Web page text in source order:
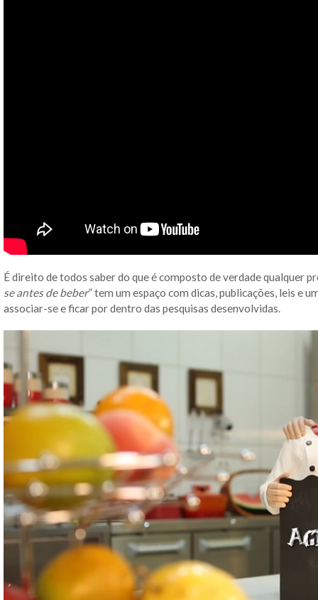
É direito de todos saber do que é composto de verdade qualquer
se antes de beber” tem um espaço com dicas, publicações, leis e
associar-se e ficar por dentro das pesquisas desenvolvidas.